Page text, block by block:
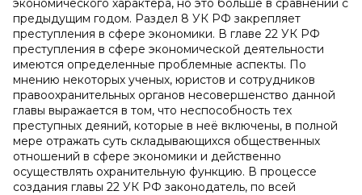
экономического характера, но это больше в сравнении с
предыдущим годом. Раздел 8 УК РФ закрепляет
преступления в сфере экономики. В главе 22 УК РФ
преступления в сфере экономической деятельности
имеются определенные проблемные аспекты. По
мнению некоторых ученых, юристов и сотрудников
правоохранительных органов несовершенство данной
главы выражается в том, что неспособность тех
преступных деяний, которые в неё включены, в полной
мере отражать суть складывающихся общественных
отношений в сфере экономики и действенно
осуществлять охранительную функцию. В процессе
создания главы 22 УК РФ законодатель, по всей